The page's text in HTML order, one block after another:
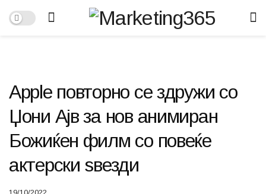
Apple повторно се здружи со
Џони Ајв за нов анимиран
Божиќен филм со повеќе
актерски ѕвезди